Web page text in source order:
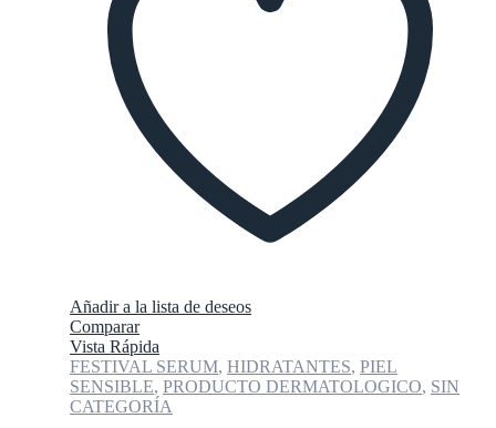
Añadir a la lista de deseos
Comparar
Vista Rápida
FESTIVAL SERUM, HIDRATANTES, PIEL
SENSIBLE, PRODUCTO DERMATOLOGICO, SIN
CATEGORÍA